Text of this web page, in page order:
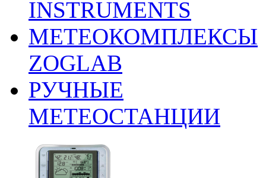
INSTRUMENTS
МЕТЕОКОМПЛЕКСЫ
ZOGLAB
РУЧНЫЕ
МЕТЕОСТАНЦИИ